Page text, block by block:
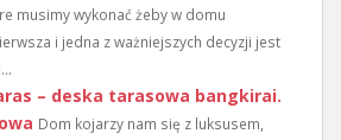
musimy wykonać żeby w domu
i jedna z ważniejszych decyzji jest
– deska tarasowa bangkirai.
Dom kojarzy nam się z luksusem,